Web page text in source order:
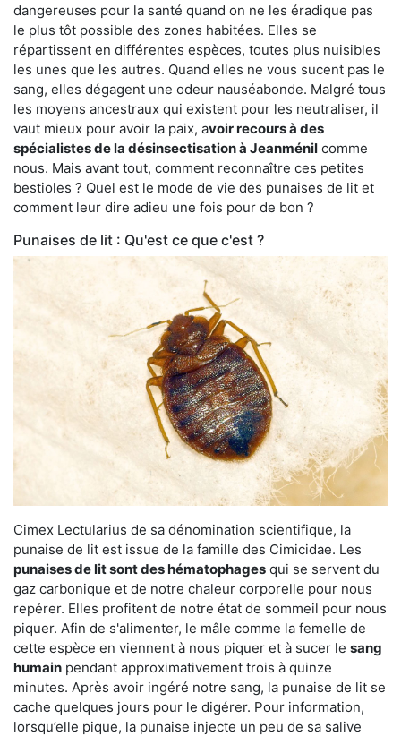
dangereuses pour la santé quand on ne les éradique pas
le plus tôt possible des zones habitées. Elles se
répartissent en différentes espèces, toutes plus nuisibles
les unes que les autres. Quand elles ne vous sucent pas le
sang, elles dégagent une odeur nauséabonde. Malgré tous
les moyens ancestraux qui existent pour les neutraliser, il
vaut mieux pour avoir la paix, avoir recours à des
spécialistes de la désinsectisation à Jeanménil comme
nous. Mais avant tout, comment reconnaître ces petites
bestioles ? Quel est le mode de vie des punaises de lit et
comment leur dire adieu une fois pour de bon ?
Punaises de lit : Qu'est ce que c'est ?
Cimex Lectularius de sa dénomination scientifique, la
punaise de lit est issue de la famille des Cimicidae. Les
punaises de lit sont des hématophages qui se servent du
gaz carbonique et de notre chaleur corporelle pour nous
repérer. Elles profitent de notre état de sommeil pour nous
piquer. Afin de s'alimenter, le mâle comme la femelle de
cette espèce en viennent à nous piquer et à sucer le sang
humain pendant approximativement trois à quinze
minutes. Après avoir ingéré notre sang, la punaise de lit se
cache quelques jours pour le digérer. Pour information,
lorsqu’elle pique, la punaise injecte un peu de sa salive